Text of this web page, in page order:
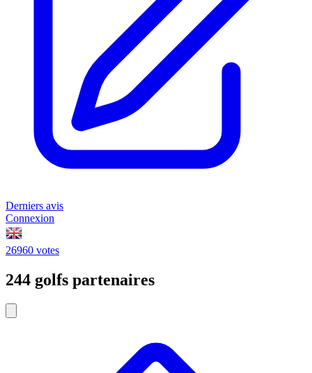
Derniers avis
Connexion
26960 votes
244 golfs partenaires